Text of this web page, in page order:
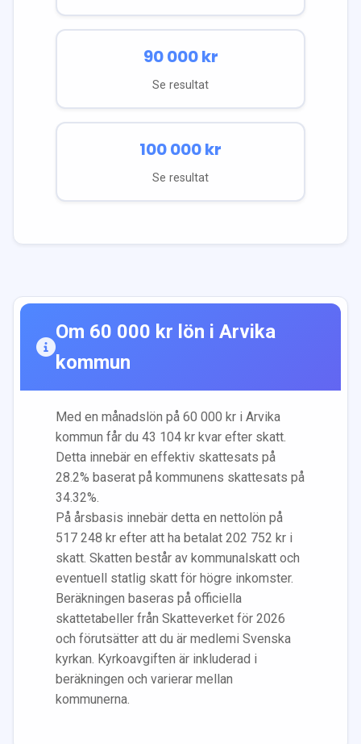
90 000kr
Se resultat
100 000kr
Se resultat
Om 60 000 kr lön i Arvika
kommun
Med en månadslön på 60 000 kr i Arvika
kommun får du 43 104 kr kvar efter skatt.
Detta innebär en effektiv skattesats på
28.2% baserat på kommunens skattesats på
34.32%.
På årsbasis innebär detta en nettolön på
517 248 kr efter att ha betalat 202 752 kr i
skatt. Skatten består av kommunalskatt och
eventuell statlig skatt för högre inkomster.
Beräkningen baseras på officiella
skattetabeller från Skatteverket för 2026
och förutsätter att du är medlemi Svenska
kyrkan. Kyrkoavgiften är inkluderad i
beräkningen och varierar mellan
kommunerna.